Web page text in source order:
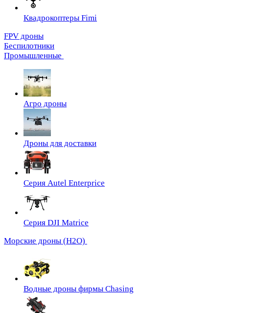
Квадрокоптеры Fimi
FPV дроны
Беспилотники
Промышленные
Агро дроны
Дроны для доставки
Серия Autel Enterprice
Серия DJI Matrice
Морские дроны (H2O)
Водные дроны фирмы Chasing